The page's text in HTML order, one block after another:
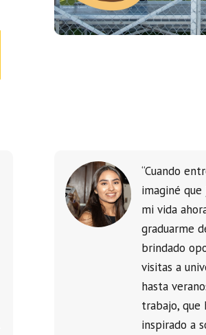
“Cuando
imaginé
mi vida
graduarme
brindado
visitas a
hasta
trabajo, que
inspirado a